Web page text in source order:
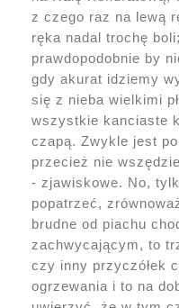
z czego raz na lewą
ręka nadal trochę
prawdopodobnie by
gdy akurat idziemy
się z nieba wielkimi
wszystkie kanciaste
czapą. Zwykle jest
przecież nie
- zjawiskowe. No,
popatrzeć,
brudne od piachu
zachwycającym, to
czy inny przyczółek
ogrzewania i to na